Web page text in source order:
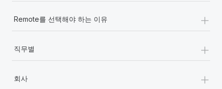
Remote를 선택해야 하는 이유 +
직무별 +
회사 +